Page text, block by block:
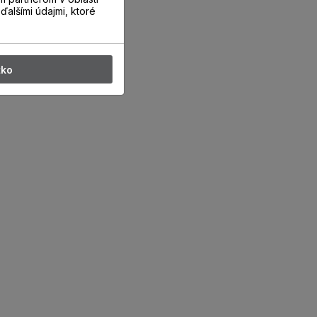
údajmi, ktoré